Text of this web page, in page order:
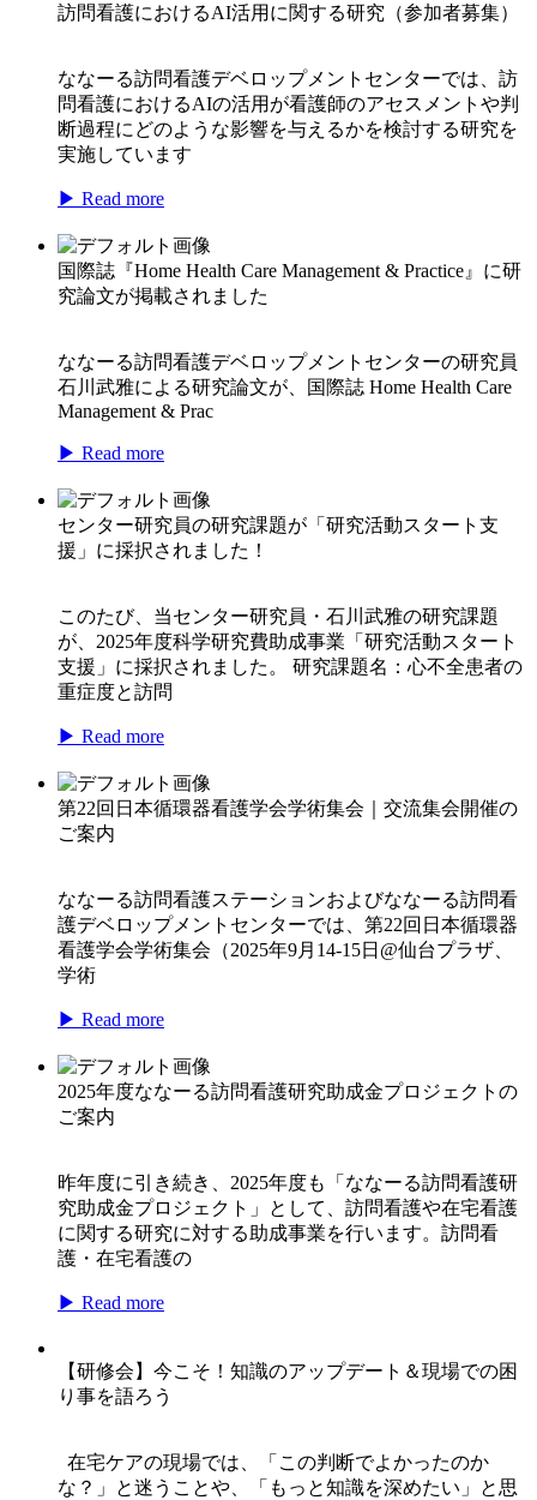
訪問看護におけるAI活用に関する研究（参加者募集）
ななーる訪問看護デベロップメントセンターでは、訪
問看護におけるAIの活用が看護師のアセスメントや判
断過程にどのような影響を与えるかを検討する研究を
実施しています
▶ Read more
国際誌『Home Health Care Management & Practice』に研
究論文が掲載されました
ななーる訪問看護デベロップメントセンターの研究員
石川武雅による研究論文が、国際誌 Home Health Care
Management & Prac
▶ Read more
センター研究員の研究課題が「研究活動スタート支
援」に採択されました！
このたび、当センター研究員・石川武雅の研究課題
が、2025年度科学研究費助成事業「研究活動スタート
支援」に採択されました。 研究課題名：心不全患者の
重症度と訪問
▶ Read more
第22回日本循環器看護学会学術集会｜交流集会開催の
ご案内
ななーる訪問看護ステーションおよびななーる訪問看
護デベロップメントセンターでは、第22回日本循環器
看護学会学術集会（2025年9月14-15日@仙台プラザ、
学術
▶ Read more
2025年度ななーる訪問看護研究助成金プロジェクトの
ご案内
昨年度に引き続き、2025年度も「ななーる訪問看護研
究助成金プロジェクト」として、訪問看護や在宅看護
に関する研究に対する助成事業を行います。訪問看
護・在宅看護の
▶ Read more
【研修会】今こそ！知識のアップデート＆現場での困
り事を語ろう
在宅ケアの現場では、「この判断でよかったのか
な？」と迷うことや、「もっと知識を深めたい」と思